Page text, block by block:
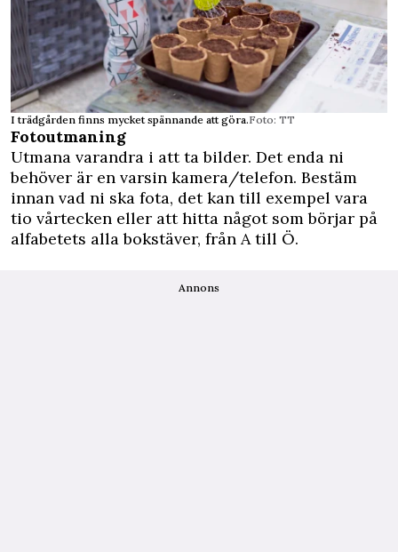
I trädgården finns mycket spännande att göra.Foto: TT
Fotoutmaning
Utmana varandra i att ta bilder. Det enda ni
behöver är en varsin kamera/telefon. Bestäm
innan vad ni ska fota, det kan till exempel vara
tio vårtecken eller att hitta något som börjar på
alfabetets alla bokstäver, från A till Ö.
Annons